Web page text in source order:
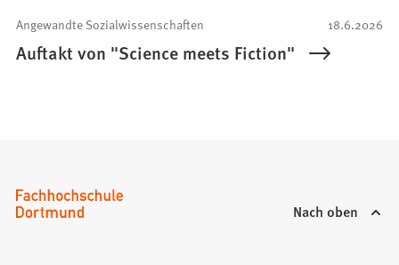
18.6.2026
Angewandte Sozialwissenschaften
Auftakt von "Science meets Fiction"
Nach oben